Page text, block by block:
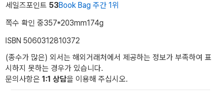
세일즈포인트 53Book Bag 주간 1위
쪽수 확인 중357*203mm174g
ISBN 5060312810372
(종수가 많은) 외서는 해외거래처에서 제공하는 정보가 부족하여 표
시하지 못하는 경우가 있습니다.
문의사항은 1:1 상담을 이용해 주십시오.